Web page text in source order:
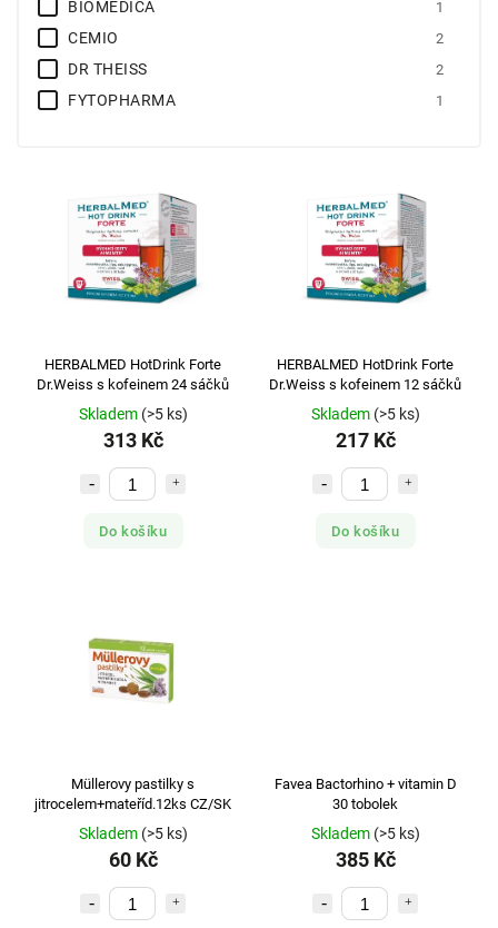
BIOMEDICA 1
CEMIO 2
DR THEISS 2
FYTOPHARMA 1
MEGAFYT
MULLER PHARMA
NATURVITA
SIMPLY YOU PHARMACEUTICALS 8
VIVIL
WALMARK
HERBALMED HotDrink Forte
Dr.Weiss s kofeinem 24 sáčků
Skladem (>5 ks)
313 Kč
Do košíku
HERBALMED HotDrink Forte
Dr.Weiss s kofeinem 12 sáčků
Skladem (>5 ks)
217 Kč
Do košíku
Müllerovy pastilky s
jitrocelem+mateříd.12ks CZ/SK
Skladem (>5 ks)
60 Kč
Favea Bactorhino + vitamin D
30 tobolek
Skladem (>5 ks)
385 Kč